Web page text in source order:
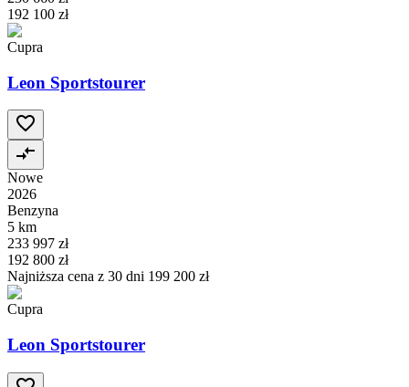
192 100 zł
Cupra
Leon Sportstourer
Nowe
2026
Benzyna
5 km
233 997 zł
192 800 zł
Najniższa cena z 30 dni 199 200 zł
Cupra
Leon Sportstourer